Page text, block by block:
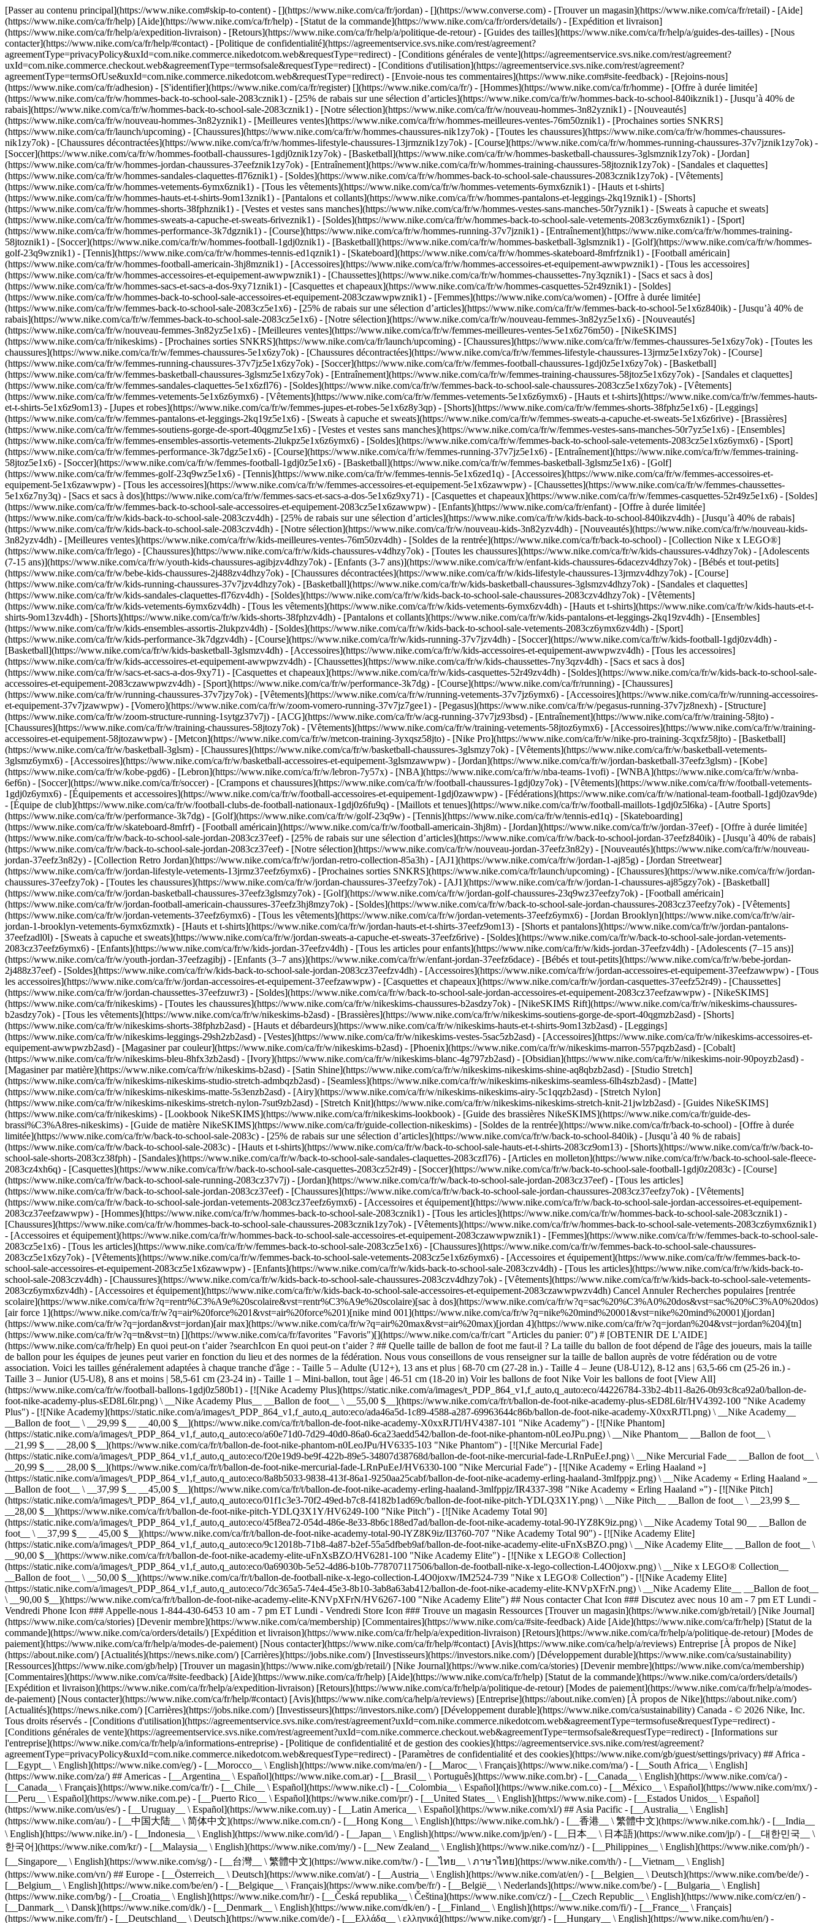
[Passer au contenu principal](https://www.nike.com#skip-to-content) - [](https://www.nike.com/ca/fr/jordan) - [](https://www.converse.com) - [Trouver un magasin](https://www.nike.com/ca/fr/retail) - [Aide]
(https://www.nike.com/ca/fr/help) [Aide](https://www.nike.com/ca/fr/help) - [Statut de la commande](https://www.nike.com/ca/fr/orders/details/) - [Expédition et livraison]
(https://www.nike.com/ca/fr/help/a/expedition-livraison) - [Retours](https://www.nike.com/ca/fr/help/a/politique-de-retour) - [Guides des tailles](https://www.nike.com/ca/fr/help/a/guides-des-tailles) - [Nous
contacter](https://www.nike.com/ca/fr/help/#contact) - [Politique de confidentialité](https://agreementservice.svs.nike.com/rest/agreement?
agreementType=privacyPolicy&uxId=com.nike.commerce.nikedotcom.web&requestType=redirect) - [Conditions générales de vente](https://agreementservice.svs.nike.com/rest/agreement?
uxId=com.nike.commerce.checkout.web&agreementType=termsofsale&requestType=redirect) - [Conditions d'utilisation](https://agreementservice.svs.nike.com/rest/agreement?
agreementType=termsOfUse&uxId=com.nike.commerce.nikedotcom.web&requestType=redirect) - [Envoie-nous tes commentaires](https://www.nike.com#site-feedback) - [Rejoins-nous]
(https://www.nike.com/ca/fr/adhesion) - [S'identifier](https://www.nike.com/ca/fr/register) [](https://www.nike.com/ca/fr/) - [Hommes](https://www.nike.com/ca/fr/homme) - [Offre à durée limitée]
(https://www.nike.com/ca/fr/w/hommes-back-to-school-sale-2083cznik1) - [25% de rabais sur une sélection d’articles](https://www.nike.com/ca/fr/w/hommes-back-to-school-840ikznik1) - [Jusqu’à 40% de
rabais](https://www.nike.com/ca/fr/w/hommes-back-to-school-sale-2083cznik1) - [Notre sélection](https://www.nike.com/ca/fr/w/nouveau-hommes-3n82yznik1) - [Nouveautés]
(https://www.nike.com/ca/fr/w/nouveau-hommes-3n82yznik1) - [Meilleures ventes](https://www.nike.com/ca/fr/w/hommes-meilleures-ventes-76m50znik1) - [Prochaines sorties SNKRS]
(https://www.nike.com/ca/fr/launch/upcoming) - [Chaussures](https://www.nike.com/ca/fr/w/hommes-chaussures-nik1zy7ok) - [Toutes les chaussures](https://www.nike.com/ca/fr/w/hommes-chaussures-
nik1zy7ok) - [Chaussures décontractées](https://www.nike.com/ca/fr/w/hommes-lifestyle-chaussures-13jrmznik1zy7ok) - [Course](https://www.nike.com/ca/fr/w/hommes-running-chaussures-37v7jznik1zy7ok) -
[Soccer](https://www.nike.com/ca/fr/w/hommes-football-chaussures-1gdj0znik1zy7ok) - [Basketball](https://www.nike.com/ca/fr/w/hommes-basketball-chaussures-3glsmznik1zy7ok) - [Jordan]
(https://www.nike.com/ca/fr/w/hommes-jordan-chaussures-37eefznik1zy7ok) - [Entraînement](https://www.nike.com/ca/fr/w/hommes-training-chaussures-58jtoznik1zy7ok) - [Sandales et claquettes]
(https://www.nike.com/ca/fr/w/hommes-sandales-claquettes-fl76znik1) - [Soldes](https://www.nike.com/ca/fr/w/hommes-back-to-school-sale-chaussures-2083cznik1zy7ok) - [Vêtements]
(https://www.nike.com/ca/fr/w/hommes-vetements-6ymx6znik1) - [Tous les vêtements](https://www.nike.com/ca/fr/w/hommes-vetements-6ymx6znik1) - [Hauts et t-shirts]
(https://www.nike.com/ca/fr/w/hommes-hauts-et-t-shirts-9om13znik1) - [Pantalons et collants](https://www.nike.com/ca/fr/w/hommes-pantalons-et-leggings-2kq19znik1) - [Shorts]
(https://www.nike.com/ca/fr/w/hommes-shorts-38fphznik1) - [Vestes et vestes sans manches](https://www.nike.com/ca/fr/w/hommes-vestes-sans-manches-50r7yznik1) - [Sweats à capuche et sweats]
(https://www.nike.com/ca/fr/w/hommes-sweats-a-capuche-et-sweats-6riveznik1) - [Soldes](https://www.nike.com/ca/fr/w/hommes-back-to-school-sale-vetements-2083cz6ymx6znik1) - [Sport]
(https://www.nike.com/ca/fr/w/hommes-performance-3k7dgznik1) - [Course](https://www.nike.com/ca/fr/w/hommes-running-37v7jznik1) - [Entraînement](https://www.nike.com/ca/fr/w/hommes-training-
58jtoznik1) - [Soccer](https://www.nike.com/ca/fr/w/hommes-football-1gdj0znik1) - [Basketball](https://www.nike.com/ca/fr/w/hommes-basketball-3glsmznik1) - [Golf](https://www.nike.com/ca/fr/w/hommes-
golf-23q9wznik1) - [Tennis](https://www.nike.com/ca/fr/w/hommes-tennis-ed1qznik1) - [Skateboard](https://www.nike.com/ca/fr/w/hommes-skateboard-8mfrfznik1) - [Football américain]
(https://www.nike.com/ca/fr/w/hommes-football-americain-3hj8mznik1) - [Accessoires](https://www.nike.com/ca/fr/w/hommes-accessoires-et-equipement-awwpwznik1) - [Tous les accessoires]
(https://www.nike.com/ca/fr/w/hommes-accessoires-et-equipement-awwpwznik1) - [Chaussettes](https://www.nike.com/ca/fr/w/hommes-chaussettes-7ny3qznik1) - [Sacs et sacs à dos]
(https://www.nike.com/ca/fr/w/hommes-sacs-et-sacs-a-dos-9xy71znik1) - [Casquettes et chapeaux](https://www.nike.com/ca/fr/w/hommes-casquettes-52r49znik1) - [Soldes]
(https://www.nike.com/ca/fr/w/hommes-back-to-school-sale-accessoires-et-equipement-2083czawwpwznik1) - [Femmes](https://www.nike.com/ca/women) - [Offre à durée limitée]
(https://www.nike.com/ca/fr/w/femmes-back-to-school-sale-2083cz5e1x6) - [25% de rabais sur une sélection d’articles](https://www.nike.com/ca/fr/w/femmes-back-to-school-5e1x6z840ik) - [Jusqu’à 40% de
rabais](https://www.nike.com/ca/fr/w/femmes-back-to-school-sale-2083cz5e1x6) - [Notre sélection](https://www.nike.com/ca/fr/w/nouveau-femmes-3n82yz5e1x6) - [Nouveautés]
(https://www.nike.com/ca/fr/w/nouveau-femmes-3n82yz5e1x6) - [Meilleures ventes](https://www.nike.com/ca/fr/w/femmes-meilleures-ventes-5e1x6z76m50) - [NikeSKIMS]
(https://www.nike.com/ca/fr/nikeskims) - [Prochaines sorties SNKRS](https://www.nike.com/ca/fr/launch/upcoming) - [Chaussures](https://www.nike.com/ca/fr/w/femmes-chaussures-5e1x6zy7ok) - [Toutes les
chaussures](https://www.nike.com/ca/fr/w/femmes-chaussures-5e1x6zy7ok) - [Chaussures décontractées](https://www.nike.com/ca/fr/w/femmes-lifestyle-chaussures-13jrmz5e1x6zy7ok) - [Course]
(https://www.nike.com/ca/fr/w/femmes-running-chaussures-37v7jz5e1x6zy7ok) - [Soccer](https://www.nike.com/ca/fr/w/femmes-football-chaussures-1gdj0z5e1x6zy7ok) - [Basketball]
(https://www.nike.com/ca/fr/w/femmes-basketball-chaussures-3glsmz5e1x6zy7ok) - [Entraînement](https://www.nike.com/ca/fr/w/femmes-training-chaussures-58jtoz5e1x6zy7ok) - [Sandales et claquettes]
(https://www.nike.com/ca/fr/w/femmes-sandales-claquettes-5e1x6zfl76) - [Soldes](https://www.nike.com/ca/fr/w/femmes-back-to-school-sale-chaussures-2083cz5e1x6zy7ok) - [Vêtements]
(https://www.nike.com/ca/fr/w/femmes-vetements-5e1x6z6ymx6) - [Vêtements](https://www.nike.com/ca/fr/w/femmes-vetements-5e1x6z6ymx6) - [Hauts et t-shirts](https://www.nike.com/ca/fr/w/femmes-hauts-
et-t-shirts-5e1x6z9om13) - [Jupes et robes](https://www.nike.com/ca/fr/w/femmes-jupes-et-robes-5e1x6z8y3qp) - [Shorts](https://www.nike.com/ca/fr/w/femmes-shorts-38fphz5e1x6) - [Leggings]
(https://www.nike.com/ca/fr/w/femmes-pantalons-et-leggings-2kq19z5e1x6) - [Sweats à capuche et sweats](https://www.nike.com/ca/fr/w/femmes-sweats-a-capuche-et-sweats-5e1x6z6rive) - [Brassières]
(https://www.nike.com/ca/fr/w/femmes-soutiens-gorge-de-sport-40qgmz5e1x6) - [Vestes et vestes sans manches](https://www.nike.com/ca/fr/w/femmes-vestes-sans-manches-50r7yz5e1x6) - [Ensembles]
(https://www.nike.com/ca/fr/w/femmes-ensembles-assortis-vetements-2lukpz5e1x6z6ymx6) - [Soldes](https://www.nike.com/ca/fr/w/femmes-back-to-school-sale-vetements-2083cz5e1x6z6ymx6) - [Sport]
(https://www.nike.com/ca/fr/w/femmes-performance-3k7dgz5e1x6) - [Course](https://www.nike.com/ca/fr/w/femmes-running-37v7jz5e1x6) - [Entraînement](https://www.nike.com/ca/fr/w/femmes-training-
58jtoz5e1x6) - [Soccer](https://www.nike.com/ca/fr/w/femmes-football-1gdj0z5e1x6) - [Basketball](https://www.nike.com/ca/fr/w/femmes-basketball-3glsmz5e1x6) - [Golf]
(https://www.nike.com/ca/fr/w/femmes-golf-23q9wz5e1x6) - [Tennis](https://www.nike.com/ca/fr/w/femmes-tennis-5e1x6zed1q) - [Accessoires](https://www.nike.com/ca/fr/w/femmes-accessoires-et-
equipement-5e1x6zawwpw) - [Tous les accessoires](https://www.nike.com/ca/fr/w/femmes-accessoires-et-equipement-5e1x6zawwpw) - [Chaussettes](https://www.nike.com/ca/fr/w/femmes-chaussettes-
5e1x6z7ny3q) - [Sacs et sacs à dos](https://www.nike.com/ca/fr/w/femmes-sacs-et-sacs-a-dos-5e1x6z9xy71) - [Casquettes et chapeaux](https://www.nike.com/ca/fr/w/femmes-casquettes-52r49z5e1x6) - [Soldes]
(https://www.nike.com/ca/fr/w/femmes-back-to-school-sale-accessoires-et-equipement-2083cz5e1x6zawwpw) - [Enfants](https://www.nike.com/ca/fr/enfant) - [Offre à durée limitée]
(https://www.nike.com/ca/fr/w/kids-back-to-school-sale-2083czv4dh) - [25% de rabais sur une sélection d’articles](https://www.nike.com/ca/fr/w/kids-back-to-school-840ikzv4dh) - [Jusqu’à 40% de rabais]
(https://www.nike.com/ca/fr/w/kids-back-to-school-sale-2083czv4dh) - [Notre sélection](https://www.nike.com/ca/fr/w/nouveau-kids-3n82yzv4dh) - [Nouveautés](https://www.nike.com/ca/fr/w/nouveau-kids-
3n82yzv4dh) - [Meilleures ventes](https://www.nike.com/ca/fr/w/kids-meilleures-ventes-76m50zv4dh) - [Soldes de la rentrée](https://www.nike.com/ca/fr/back-to-school) - [Collection Nike x LEGO®]
(https://www.nike.com/ca/fr/lego) - [Chaussures](https://www.nike.com/ca/fr/w/kids-chaussures-v4dhzy7ok) - [Toutes les chaussures](https://www.nike.com/ca/fr/w/kids-chaussures-v4dhzy7ok) - [Adolescents
(7-15 ans)](https://www.nike.com/ca/fr/w/youth-kids-chaussures-agibjzv4dhzy7ok) - [Enfants (3-7 ans)](https://www.nike.com/ca/fr/w/enfant-kids-chaussures-6dacezv4dhzy7ok) - [Bébés et tout-petits]
(https://www.nike.com/ca/fr/w/bebe-kids-chaussures-2j488zv4dhzy7ok) - [Chaussures décontractées](https://www.nike.com/ca/fr/w/kids-lifestyle-chaussures-13jrmzv4dhzy7ok) - [Course]
(https://www.nike.com/ca/fr/w/kids-running-chaussures-37v7jzv4dhzy7ok) - [Basketball](https://www.nike.com/ca/fr/w/kids-basketball-chaussures-3glsmzv4dhzy7ok) - [Sandales et claquettes]
(https://www.nike.com/ca/fr/w/kids-sandales-claquettes-fl76zv4dh) - [Soldes](https://www.nike.com/ca/fr/w/kids-back-to-school-sale-chaussures-2083czv4dhzy7ok) - [Vêtements]
(https://www.nike.com/ca/fr/w/kids-vetements-6ymx6zv4dh) - [Tous les vêtements](https://www.nike.com/ca/fr/w/kids-vetements-6ymx6zv4dh) - [Hauts et t-shirts](https://www.nike.com/ca/fr/w/kids-hauts-et-t-
shirts-9om13zv4dh) - [Shorts](https://www.nike.com/ca/fr/w/kids-shorts-38fphzv4dh) - [Pantalons et collants](https://www.nike.com/ca/fr/w/kids-pantalons-et-leggings-2kq19zv4dh) - [Ensembles]
(https://www.nike.com/ca/fr/w/kids-ensembles-assortis-2lukpzv4dh) - [Soldes](https://www.nike.com/ca/fr/w/kids-back-to-school-sale-vetements-2083cz6ymx6zv4dh) - [Sport]
(https://www.nike.com/ca/fr/w/kids-performance-3k7dgzv4dh) - [Course](https://www.nike.com/ca/fr/w/kids-running-37v7jzv4dh) - [Soccer](https://www.nike.com/ca/fr/w/kids-football-1gdj0zv4dh) -
[Basketball](https://www.nike.com/ca/fr/w/kids-basketball-3glsmzv4dh) - [Accessoires](https://www.nike.com/ca/fr/w/kids-accessoires-et-equipement-awwpwzv4dh) - [Tous les accessoires]
(https://www.nike.com/ca/fr/w/kids-accessoires-et-equipement-awwpwzv4dh) - [Chaussettes](https://www.nike.com/ca/fr/w/kids-chaussettes-7ny3qzv4dh) - [Sacs et sacs à dos]
(https://www.nike.com/ca/fr/w/sacs-et-sacs-a-dos-9xy71) - [Casquettes et chapeaux](https://www.nike.com/ca/fr/w/kids-casquettes-52r49zv4dh) - [Soldes](https://www.nike.com/ca/fr/w/kids-back-to-school-sale-
accessoires-et-equipement-2083czawwpwzv4dh) - [Sport](https://www.nike.com/ca/fr/w/performance-3k7dg) - [Course](https://www.nike.com/ca/fr/running) - [Chaussures]
(https://www.nike.com/ca/fr/w/running-chaussures-37v7jzy7ok) - [Vêtements](https://www.nike.com/ca/fr/w/running-vetements-37v7jz6ymx6) - [Accessoires](https://www.nike.com/ca/fr/w/running-accessoires-
et-equipement-37v7jzawwpw) - [Vomero](https://www.nike.com/ca/fr/w/zoom-vomero-running-37v7jz7gee1) - [Pegasus](https://www.nike.com/ca/fr/w/pegasus-running-37v7jz8nexh) - [Structure]
(https://www.nike.com/ca/fr/w/zoom-structure-running-1sytgz37v7j) - [ACG](https://www.nike.com/ca/fr/w/acg-running-37v7jz93bsd) - [Entraînement](https://www.nike.com/ca/fr/w/training-58jto) -
[Chaussures](https://www.nike.com/ca/fr/w/training-chaussures-58jtozy7ok) - [Vêtements](https://www.nike.com/ca/fr/w/training-vetements-58jtoz6ymx6) - [Accessoires](https://www.nike.com/ca/fr/w/training-
accessoires-et-equipement-58jtozawwpw) - [Metcon](https://www.nike.com/ca/fr/w/metcon-training-3yxqsz58jto) - [Nike Pro](https://www.nike.com/ca/fr/w/nike-pro-training-3cqxfz58jto) - [Basketball]
(https://www.nike.com/ca/fr/w/basketball-3glsm) - [Chaussures](https://www.nike.com/ca/fr/w/basketball-chaussures-3glsmzy7ok) - [Vêtements](https://www.nike.com/ca/fr/w/basketball-vetements-
3glsmz6ymx6) - [Accessoires](https://www.nike.com/ca/fr/w/basketball-accessoires-et-equipement-3glsmzawwpw) - [Jordan](https://www.nike.com/ca/fr/w/jordan-basketball-37eefz3glsm) - [Kobe]
(https://www.nike.com/ca/fr/w/kobe-pgd6) - [Lebron](https://www.nike.com/ca/fr/w/lebron-7y57x) - [NBA](https://www.nike.com/ca/fr/w/nba-teams-1vofi) - [WNBA](https://www.nike.com/ca/fr/w/wnba-
6ef6n) - [Soccer](https://www.nike.com/ca/fr/soccer) - [Crampons et chaussures](https://www.nike.com/ca/fr/w/football-chaussures-1gdj0zy7ok) - [Vêtements](https://www.nike.com/ca/fr/w/football-vetements-
1gdj0z6ymx6) - [Équipements et accessoires](https://www.nike.com/ca/fr/w/football-accessoires-et-equipement-1gdj0zawwpw) - [Fédérations](https://www.nike.com/ca/fr/w/national-team-football-1gdj0zav9de)
- [Équipe de club](https://www.nike.com/ca/fr/w/football-clubs-de-football-nationaux-1gdj0z6fu9q) - [Maillots et tenues](https://www.nike.com/ca/fr/w/football-maillots-1gdj0z5l6ka) - [Autre Sports]
(https://www.nike.com/ca/fr/w/performance-3k7dg) - [Golf](https://www.nike.com/ca/fr/w/golf-23q9w) - [Tennis](https://www.nike.com/ca/fr/w/tennis-ed1q) - [Skateboarding]
(https://www.nike.com/ca/fr/w/skateboard-8mfrf) - [Football américain](https://www.nike.com/ca/fr/w/football-americain-3hj8m) - [Jordan](https://www.nike.com/ca/fr/w/jordan-37eef) - [Offre à durée limitée]
(https://www.nike.com/ca/fr/w/back-to-school-sale-jordan-2083cz37eef) - [25% de rabais sur une sélection d’articles](https://www.nike.com/ca/fr/w/back-to-school-jordan-37eefz840ik) - [Jusqu’à 40% de rabais]
(https://www.nike.com/ca/fr/w/back-to-school-sale-jordan-2083cz37eef) - [Notre sélection](https://www.nike.com/ca/fr/w/nouveau-jordan-37eefz3n82y) - [Nouveautés](https://www.nike.com/ca/fr/w/nouveau-
jordan-37eefz3n82y) - [Collection Retro Jordan](https://www.nike.com/ca/fr/w/jordan-retro-collection-85a3h) - [AJ1](https://www.nike.com/ca/fr/w/jordan-1-aj85g) - [Jordan Streetwear]
(https://www.nike.com/ca/fr/w/jordan-lifestyle-vetements-13jrmz37eefz6ymx6) - [Prochaines sorties SNKRS](https://www.nike.com/ca/fr/launch/upcoming) - [Chaussures](https://www.nike.com/ca/fr/w/jordan-
chaussures-37eefzy7ok) - [Toutes les chaussures](https://www.nike.com/ca/fr/w/jordan-chaussures-37eefzy7ok) - [AJ1](https://www.nike.com/ca/fr/w/jordan-1-chaussures-aj85gzy7ok) - [Basketball]
(https://www.nike.com/ca/fr/w/jordan-basketball-chaussures-37eefz3glsmzy7ok) - [Golf](https://www.nike.com/ca/fr/w/jordan-golf-chaussures-23q9wz37eefzy7ok) - [Football américain]
(https://www.nike.com/ca/fr/w/jordan-football-americain-chaussures-37eefz3hj8mzy7ok) - [Soldes](https://www.nike.com/ca/fr/w/back-to-school-sale-jordan-chaussures-2083cz37eefzy7ok) - [Vêtements]
(https://www.nike.com/ca/fr/w/jordan-vetements-37eefz6ymx6) - [Tous les vêtements](https://www.nike.com/ca/fr/w/jordan-vetements-37eefz6ymx6) - [Jordan Brooklyn](https://www.nike.com/ca/fr/w/air-
jordan-1-brooklyn-vetements-6ymx6zmxtk) - [Hauts et t-shirts](https://www.nike.com/ca/fr/w/jordan-hauts-et-t-shirts-37eefz9om13) - [Shorts et pantalons](https://www.nike.com/ca/fr/w/jordan-pantalons-
37eefzadl0l) - [Sweats à capuche et sweats](https://www.nike.com/ca/fr/w/jordan-sweats-a-capuche-et-sweats-37eefz6rive) - [Soldes](https://www.nike.com/ca/fr/w/back-to-school-sale-jordan-vetements-
2083cz37eefz6ymx6) - [Enfants](https://www.nike.com/ca/fr/w/kids-jordan-37eefzv4dh) - [Tous les articles pour enfants](https://www.nike.com/ca/fr/w/kids-jordan-37eefzv4dh) - [Adolescents (7–15 ans)]
(https://www.nike.com/ca/fr/w/youth-jordan-37eefzagibj) - [Enfants (3–7 ans)](https://www.nike.com/ca/fr/w/enfant-jordan-37eefz6dace) - [Bébés et tout-petits](https://www.nike.com/ca/fr/w/bebe-jordan-
2j488z37eef) - [Soldes](https://www.nike.com/ca/fr/w/kids-back-to-school-sale-jordan-2083cz37eefzv4dh) - [Accessoires](https://www.nike.com/ca/fr/w/jordan-accessoires-et-equipement-37eefzawwpw) - [Tous
les accessoires](https://www.nike.com/ca/fr/w/jordan-accessoires-et-equipement-37eefzawwpw) - [Casquettes et chapeaux](https://www.nike.com/ca/fr/w/jordan-casquettes-37eefz52r49) - [Chaussettes]
(https://www.nike.com/ca/fr/w/jordan-chaussettes-37eefzuwr3) - [Soldes](https://www.nike.com/ca/fr/w/back-to-school-sale-jordan-accessoires-et-equipement-2083cz37eefzawwpw) - [NikeSKIMS]
(https://www.nike.com/ca/fr/nikeskims) - [Toutes les chaussures](https://www.nike.com/ca/fr/w/nikeskims-chaussures-b2asdzy7ok) - [NikeSKIMS Rift](https://www.nike.com/ca/fr/w/nikeskims-chaussures-
b2asdzy7ok) - [Tous les vêtements](https://www.nike.com/ca/fr/w/nikeskims-b2asd) - [Brassières](https://www.nike.com/ca/fr/w/nikeskims-soutiens-gorge-de-sport-40qgmzb2asd) - [Shorts]
(https://www.nike.com/ca/fr/w/nikeskims-shorts-38fphzb2asd) - [Hauts et débardeurs](https://www.nike.com/ca/fr/w/nikeskims-hauts-et-t-shirts-9om13zb2asd) - [Leggings]
(https://www.nike.com/ca/fr/w/nikeskims-leggings-29sh2zb2asd) - [Vestes](https://www.nike.com/ca/fr/w/nikeskims-vestes-5sac5zb2asd) - [Accessoires](https://www.nike.com/ca/fr/w/nikeskims-accessoires-et-
equipement-awwpwzb2asd) - [Magasiner par couleur](https://www.nike.com/ca/fr/w/nikeskims-b2asd) - [Phoenix](https://www.nike.com/ca/fr/w/nikeskims-marron-557pqzb2asd) - [Cobalt]
(https://www.nike.com/ca/fr/w/nikeskims-bleu-8hfx3zb2asd) - [Ivory](https://www.nike.com/ca/fr/w/nikeskims-blanc-4g797zb2asd) - [Obsidian](https://www.nike.com/ca/fr/w/nikeskims-noir-90poyzb2asd) -
[Magasiner par matière](https://www.nike.com/ca/fr/w/nikeskims-b2asd) - [Satin Shine](https://www.nike.com/ca/fr/w/nikeskims-nikeskims-shine-aq8qbzb2asd) - [Studio Stretch]
(https://www.nike.com/ca/fr/w/nikeskims-nikeskims-studio-stretch-admbqzb2asd) - [Seamless](https://www.nike.com/ca/fr/w/nikeskims-nikeskims-seamless-6lh4szb2asd) - [Matte]
(https://www.nike.com/ca/fr/w/nikeskims-nikeskims-matte-5s3enzb2asd) - [Airy](https://www.nike.com/ca/fr/w/nikeskims-nikeskims-airy-5c1qqzb2asd) - [Stretch Nylon]
(https://www.nike.com/ca/fr/w/nikeskims-nikeskims-stretch-nylon-7sut9zb2asd) - [Stretch Knit](https://www.nike.com/ca/fr/w/nikeskims-nikeskims-stretch-knit-21jwlzb2asd) - [Guides NikeSKIMS]
(https://www.nike.com/ca/fr/nikeskims) - [Lookbook NikeSKIMS](https://www.nike.com/ca/fr/nikeskims-lookbook) - [Guide des brassières NikeSKIMS](https://www.nike.com/ca/fr/guide-des-
brassi%C3%A8res-nikeskims) - [Guide de matière NikeSKIMS](https://www.nike.com/ca/fr/guide-collection-nikeskims) - [Soldes de la rentrée](https://www.nike.com/ca/fr/back-to-school) - [Offre à durée
limitée](https://www.nike.com/ca/fr/w/back-to-school-sale-2083c) - [25% de rabais sur une sélection d’articles](https://www.nike.com/ca/fr/w/back-to-school-840ik) - [Jusqu’à 40 % de rabais]
(https://www.nike.com/ca/fr/w/back-to-school-sale-2083c) - [Hauts et t-shirts](https://www.nike.com/ca/fr/w/back-to-school-sale-hauts-et-t-shirts-2083cz9om13) - [Shorts](https://www.nike.com/ca/fr/w/back-to-
school-sale-shorts-2083cz38fph) - [Sandales](https://www.nike.com/ca/fr/w/back-to-school-sale-sandales-claquettes-2083czfl76) - [Articles en molleton](https://www.nike.com/ca/fr/w/back-to-school-sale-fleece-
2083cz4xh6q) - [Casquettes](https://www.nike.com/ca/fr/w/back-to-school-sale-casquettes-2083cz52r49) - [Soccer](https://www.nike.com/ca/fr/w/back-to-school-sale-football-1gdj0z2083c) - [Course]
(https://www.nike.com/ca/fr/w/back-to-school-sale-running-2083cz37v7j) - [Jordan](https://www.nike.com/ca/fr/w/back-to-school-sale-jordan-2083cz37eef) - [Tous les articles]
(https://www.nike.com/ca/fr/w/back-to-school-sale-jordan-2083cz37eef) - [Chaussures](https://www.nike.com/ca/fr/w/back-to-school-sale-jordan-chaussures-2083cz37eefzy7ok) - [Vêtements]
(https://www.nike.com/ca/fr/w/back-to-school-sale-jordan-vetements-2083cz37eefz6ymx6) - [Accessoires et équipement](https://www.nike.com/ca/fr/w/back-to-school-sale-jordan-accessoires-et-equipement-
2083cz37eefzawwpw) - [Hommes](https://www.nike.com/ca/fr/w/hommes-back-to-school-sale-2083cznik1) - [Tous les articles](https://www.nike.com/ca/fr/w/hommes-back-to-school-sale-2083cznik1) -
[Chaussures](https://www.nike.com/ca/fr/w/hommes-back-to-school-sale-chaussures-2083cznik1zy7ok) - [Vêtements](https://www.nike.com/ca/fr/w/hommes-back-to-school-sale-vetements-2083cz6ymx6znik1)
- [Accessoires et équipement](https://www.nike.com/ca/fr/w/hommes-back-to-school-sale-accessoires-et-equipement-2083czawwpwznik1) - [Femmes](https://www.nike.com/ca/fr/w/femmes-back-to-school-sale-
2083cz5e1x6) - [Tous les articles](https://www.nike.com/ca/fr/w/femmes-back-to-school-sale-2083cz5e1x6) - [Chaussures](https://www.nike.com/ca/fr/w/femmes-back-to-school-sale-chaussures-
2083cz5e1x6zy7ok) - [Vêtements](https://www.nike.com/ca/fr/w/femmes-back-to-school-sale-vetements-2083cz5e1x6z6ymx6) - [Accessoires et équipement](https://www.nike.com/ca/fr/w/femmes-back-to-
school-sale-accessoires-et-equipement-2083cz5e1x6zawwpw) - [Enfants](https://www.nike.com/ca/fr/w/kids-back-to-school-sale-2083czv4dh) - [Tous les articles](https://www.nike.com/ca/fr/w/kids-back-to-school-sale-2083czv4dh) - [Chaussures](https://www.nike.com/ca/fr/w/kids-back-to-school-sale-chaussures-2083czv4dhzy7ok) - [Vêtements](https://www.nike.com/ca/fr/w/kids-back-to-school-sale-vetements-2083cz6ymx6zv4dh) - [Accessoires et équipement](https://www.nike.com/ca/fr/w/kids-back-to-school-sale-accessoires-et-equipement-2083czawwpwzv4dh) Cancel Annuler Recherches populaires [rentrée scolaire](https://www.nike.com/ca/fr/w?q=rentr%C3%A9e%20scolaire&vst=rentr%C3%A9e%20scolaire)[sac à dos](https://www.nike.com/ca/fr/w?q=sac%20%C3%A0%20dos&vst=sac%20%C3%A0%20dos)[air force 1](https://www.nike.com/ca/fr/w?q=air%20force%201&vst=air%20force%201)[nike mind 001](https://www.nike.com/ca/fr/w?q=nike%20mind%20001&vst=nike%20mind%20001)[jordan](https://www.nike.com/ca/fr/w?q=jordan&vst=jordan)[air max](https://www.nike.com/ca/fr/w?q=air%20max&vst=air%20max)[jordan 4](https://www.nike.com/ca/fr/w?q=jordan%204&vst=jordan%204)[tn](https://www.nike.com/ca/fr/w?q=tn&vst=tn) [](https://www.nike.com/ca/fr/favorites "Favoris")[](https://www.nike.com/ca/fr/cart "Articles du panier: 0") # [OBTENIR DE L'AIDE](https://www.nike.com/ca/fr/help) En quoi peut-on t’aider ?searchIcon En quoi peut-on t’aider ? ## Quelle taille de ballon de foot me faut-il ? La taille du ballon de foot dépend de l'âge des joueurs, mais la taille de ballon pour les équipes de jeunes peut varier en fonction du lieu et des normes de la fédération. Nous vous conseillons de vous renseigner sur la taille de ballon auprès de votre fédération ou de votre association. Voici les tailles généralement adaptées à chaque tranche d'âge : - Taille 5 – Adulte (U12+), 13 ans et plus | 68-70 cm (27-28 in.) - Taille 4 – Jeune (U8-U12), 8-12 ans | 63,5-66 cm (25-26 in.) - Taille 3 – Junior (U5-U8), 8 ans et moins | 58,5-61 cm (23-24 in) - Taille 1 – Mini-ballon, tout âge | 46-51 cm (18-20 in) Voir les ballons de foot Nike Voir les ballons de foot [View All](https://www.nike.com/ca/fr/w/football-ballons-1gdj0z580b1) - [![Nike Academy Plus](https://static.nike.com/a/images/t_PDP_864_v1,f_auto,q_auto:eco/44226784-33b2-4b11-8a26-0b93c8ca92a0/ballon-de-foot-nike-academy-plus-sED8L6lr.png) \ __Nike Academy Plus__ __Ballon de foot__ \ __55,00 $__](https://www.nike.com/ca/fr/t/ballon-de-foot-nike-academy-plus-sED8L6lr/HV4392-100 "Nike Academy Plus") - [![Nike Academy](https://static.nike.com/a/images/t_PDP_864_v1,f_auto,q_auto:eco/ada46a5d-1c89-4588-a287-69963644c86b/ballon-de-foot-nike-academy-X0xxRJTl.png) \ __Nike Academy__ __Ballon de foot__ \ __29,99 $__ __40,00 $__](https://www.nike.com/ca/fr/t/ballon-de-foot-nike-academy-X0xxRJTl/HV4387-101 "Nike Academy") - [![Nike Phantom](https://static.nike.com/a/images/t_PDP_864_v1,f_auto,q_auto:eco/a60e71d0-7d29-40d0-86a0-6ca23aedd542/ballon-de-foot-nike-phantom-n0LeoJPu.png) \ __Nike Phantom__ __Ballon de foot__ \ __21,99 $__ __28,00 $__](https://www.nike.com/ca/fr/t/ballon-de-foot-nike-phantom-n0LeoJPu/HV6335-103 "Nike Phantom") - [![Nike Mercurial Fade](https://static.nike.com/a/images/t_PDP_864_v1,f_auto,q_auto:eco/f20e19d9-be9f-422b-89e5-34807d38768d/ballon-de-foot-nike-mercurial-fade-LRnPuEeJ.png) \ __Nike Mercurial Fade__ __Ballon de foot__ \ __20,99 $__ __28,00 $__](https://www.nike.com/ca/fr/t/ballon-de-foot-nike-mercurial-fade-LRnPuEeJ/HV6330-100 "Nike Mercurial Fade") - [![Nike Academy « Erling Haaland »](https://static.nike.com/a/images/t_PDP_864_v1,f_auto,q_auto:eco/8a8b5033-9838-413f-86a1-9250aa25cabf/ballon-de-foot-nike-academy-erling-haaland-3mlfppjz.png) \ __Nike Academy « Erling Haaland »__ __Ballon de foot__ \ __37,99 $__ __45,00 $__](https://www.nike.com/ca/fr/t/ballon-de-foot-nike-academy-erling-haaland-3mlfppjz/IR4337-398 "Nike Academy « Erling Haaland »") - [![Nike Pitch](https://static.nike.com/a/images/t_PDP_864_v1,f_auto,q_auto:eco/01f1c3e3-70f2-49ed-b7c8-f4182b1ad69c/ballon-de-foot-nike-pitch-YDLQ3X1Y.png) \ __Nike Pitch__ __Ballon de foot__ \ __23,99 $__ __28,00 $__](https://www.nike.com/ca/fr/t/ballon-de-foot-nike-pitch-YDLQ3X1Y/HV6249-100 "Nike Pitch") - [![Nike Academy Total 90](https://static.nike.com/a/images/t_PDP_864_v1,f_auto,q_auto:eco/45f8ea72-054d-486e-8e33-8b6c188ed7ad/ballon-de-foot-nike-academy-total-90-lYZ8K9iz.png) \ __Nike Academy Total 90__ __Ballon de foot__ \ __37,99 $__ __45,00 $__](https://www.nike.com/ca/fr/t/ballon-de-foot-nike-academy-total-90-lYZ8K9iz/II3760-707 "Nike Academy Total 90") - [![Nike Academy Elite](https://static.nike.com/a/images/t_PDP_864_v1,f_auto,q_auto:eco/9c12018b-71b8-4a87-b2ef-55a5dfbeb9af/ballon-de-foot-nike-academy-elite-uFnXsBZO.png) \ __Nike Academy Elite__ __Ballon de foot__ \ __90,00 $__](https://www.nike.com/ca/fr/t/ballon-de-foot-nike-academy-elite-uFnXsBZO/HV6281-100 "Nike Academy Elite") - [![Nike x LEGO® Collection](https://static.nike.com/a/images/t_PDP_864_v1,f_auto,q_auto:eco/0a69030b-5e52-4d86-b10b-778707117506/ballon-de-football-nike-x-lego-collection-L4O0joxw.png) \ __Nike x LEGO® Collection__ __Ballon de foot__ \ __50,00 $__](https://www.nike.com/ca/fr/t/ballon-de-football-nike-x-lego-collection-L4O0joxw/IM2524-739 "Nike x LEGO® Collection") - [![Nike Academy Elite](https://static.nike.com/a/images/t_PDP_864_v1,f_auto,q_auto:eco/7dc365a5-74e4-45e3-8b10-3ab8a63ab412/ballon-de-foot-nike-academy-elite-KNVpXFrN.png) \ __Nike Academy Elite__ __Ballon de foot__ \ __90,00 $__](https://www.nike.com/ca/fr/t/ballon-de-foot-nike-academy-elite-KNVpXFrN/HV6267-100 "Nike Academy Elite") ## Nous contacter Chat Icon ### Discutez avec nous 10 am - 7 pm ET Lundi - Vendredi Phone Icon ### Appelle-nous 1-844-430-6453 10 am - 7 pm ET Lundi - Vendredi Store Icon ### Trouve un magasin Ressources [Trouver un magasin](https://www.nike.com/gb/retail/) [Nike Journal](https://www.nike.com/ca/stories) [Devenir membre](https://www.nike.com/ca/membership) [Commentaires](https://www.nike.com/ca/#site-feedback) Aide [Aide](https://www.nike.com/ca/fr/help) [Statut de la commande](https://www.nike.com/ca/orders/details/) [Expédition et livraison](https://www.nike.com/ca/fr/help/a/expedition-livraison) [Retours](https://www.nike.com/ca/fr/help/a/politique-de-retour) [Modes de paiement](https://www.nike.com/ca/fr/help/a/modes-de-paiement) [Nous contacter](https://www.nike.com/ca/fr/help/#contact) [Avis](https://www.nike.com/ca/help/a/reviews) Entreprise [À propos de Nike](https://about.nike.com/) [Actualités](https://news.nike.com/) [Carrières](https://jobs.nike.com/) [Investisseurs](https://investors.nike.com/) [Développement durable](https://www.nike.com/ca/sustainability) [Ressources](https://www.nike.com/gb/help) [Trouver un magasin](https://www.nike.com/gb/retail/) [Nike Journal](https://www.nike.com/ca/stories) [Devenir membre](https://www.nike.com/ca/membership) [Commentaires](https://www.nike.com/ca/#site-feedback) [Aide](https://www.nike.com/ca/fr/help) [Aide](https://www.nike.com/ca/fr/help) [Statut de la commande](https://www.nike.com/ca/orders/details/) [Expédition et livraison](https://www.nike.com/ca/fr/help/a/expedition-livraison) [Retours](https://www.nike.com/ca/fr/help/a/politique-de-retour) [Modes de paiement](https://www.nike.com/ca/fr/help/a/modes-de-paiement) [Nous contacter](https://www.nike.com/ca/fr/help/#contact) [Avis](https://www.nike.com/ca/help/a/reviews) [Entreprise](https://about.nike.com/en) [À propos de Nike](https://about.nike.com/) [Actualités](https://news.nike.com/) [Carrières](https://jobs.nike.com/) [Investisseurs](https://investors.nike.com/) [Développement durable](https://www.nike.com/ca/sustainability) Canada - © 2026 Nike, Inc. Tous droits réservés - [Conditions d'utilisation](https://agreementservice.svs.nike.com/rest/agreement?uxId=com.nike.commerce.nikedotcom.web&agreementType=termsofuse&requestType=redirect) - [Conditions générales de vente](https://agreementservice.svs.nike.com/rest/agreement?uxId=com.nike.commerce.checkout.web&agreementType=termsofsale&requestType=redirect) - [Informations sur l'entreprise](https://www.nike.com/ca/fr/help/a/informations-entreprise) - [Politique de confidentialité et de gestion des cookies](https://agreementservice.svs.nike.com/rest/agreement?agreementType=privacyPolicy&uxId=com.nike.commerce.nikedotcom.web&requestType=redirect) - [Paramètres de confidentialité et des cookies](https://www.nike.com/gb/guest/settings/privacy) ## Africa - [__Egypt__ \ English](https://www.nike.com/eg/) - [__Morocco__ \ English](https://www.nike.com/ma/en/) - [__Maroc__ \ Français](https://www.nike.com/ma/) - [__South Africa__ \ English](https://www.nike.com/za/) ## Americas - [__Argentina__ \ Español](https://www.nike.com.ar) - [__Brasil__ \ Português](https://www.nike.com.br) - [__Canada__ \ English](https://www.nike.com/ca/) - [__Canada__ \ Français](https://www.nike.com/ca/fr/) - [__Chile__ \ Español](https://www.nike.cl) - [__Colombia__ \ Español](https://www.nike.com.co) - [__México__ \ Español](https://www.nike.com/mx/) - [__Peru__ \ Español](https://www.nike.com.pe) - [__Puerto Rico__ \ Español](https://www.nike.com/pr/) - [__United States__ \ English](https://www.nike.com) - [__Estados Unidos__ \ Español](https://www.nike.com/us/es/) - [__Uruguay__ \ Español](https://www.nike.com.uy) - [__Latin America__ \ Español](https://www.nike.com/xl/) ## Asia Pacific - [__Australia__ \ English](https://www.nike.com/au/) - [__中国大陆__ \ 简体中文](https://www.nike.com.cn/) - [__Hong Kong__ \ English](https://www.nike.com.hk/) - [__香港__ \ 繁體中文](https://www.nike.com.hk/) - [__India__ \ English]